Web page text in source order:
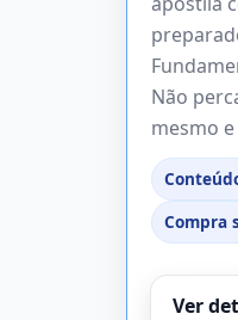
Não
mesmo
Compra
Ver